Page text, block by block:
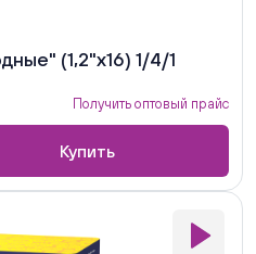
(1,2"х16) 1/4/1
Получить оптовый прайс
Купить